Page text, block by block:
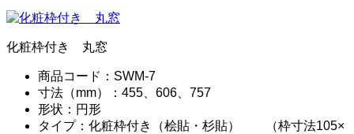
化粧枠付き 丸窓
商品コード：SWM-7
寸法（mm）：455、606、757
形状：円形
タイプ：化粧枠付き（桧貼・杉貼） （枠寸法105×